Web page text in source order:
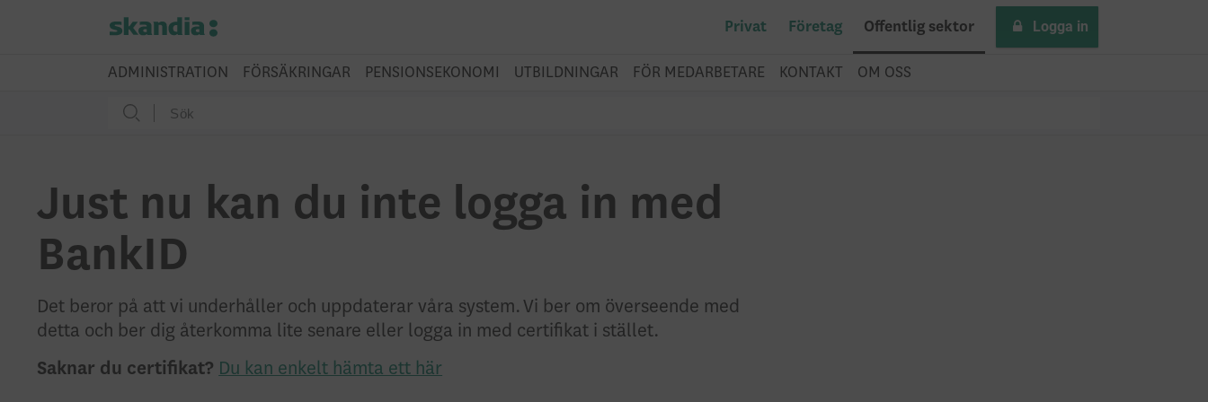
Privat Företag Offentlig sektor Logga in
ADMINISTRATION FÖRSÄKRINGAR PENSIONSEKONOMI UTBILDNINGAR FÖR MEDARBETARE KONTAKT OM OSS
Just nu kan du inte logga in med
BankID
Det beror på att vi underhåller och uppdaterar våra system. Vi ber om överseende med
detta och ber dig återkomma lite senare eller logga in med certifikat i stället.
Saknar du certifikat? Du kan enkelt hämta ett här